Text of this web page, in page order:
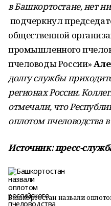
в Башкортостане, нет
подчеркнул
общественной
промышленного
пчеловоды России»
долгу службы
регионах России.
отмечали, что
оплотом пчеловодства в
Источник: пресс-
Башкортостан назвали